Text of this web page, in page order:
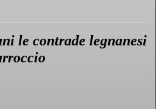
le contrade legnanesi